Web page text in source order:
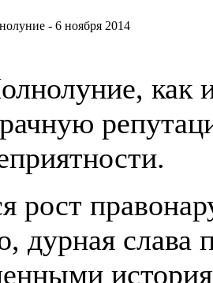
- 6 ноября 2014
как
рост
дурная слава